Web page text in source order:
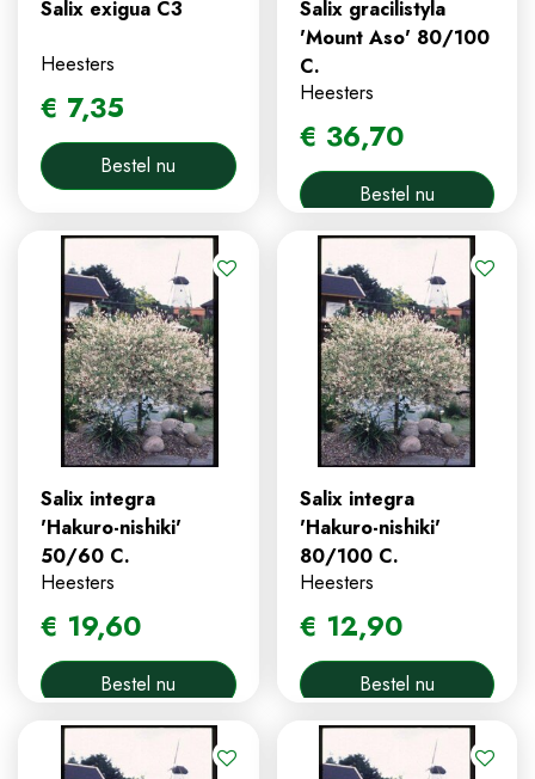
Salix exigua C3
Heesters
€ 7,35
Bestel nu
Salix gracilistyla
'Mount Aso' 80/100
C.
Heesters
€ 36,70
Bestel nu
Salix integra
'Hakuro-nishiki'
50/60 C.
Heesters
€ 19,60
Bestel nu
Salix integra
'Hakuro-nishiki'
80/100 C.
Heesters
€ 12,90
Bestel nu